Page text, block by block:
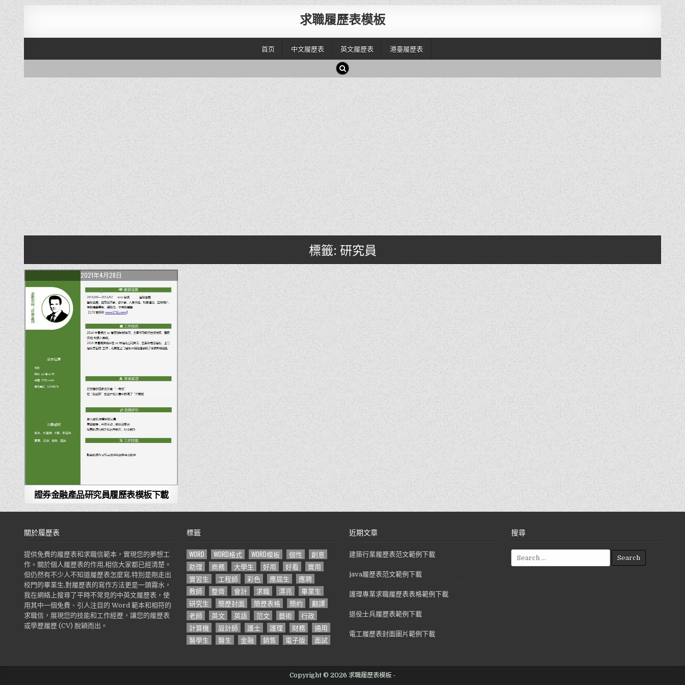
求職履歷表模板
首页 中文履歷表 英文履歷表 港臺履歷表
標籤: 研究員
2021年4月28日
證券金融產品研究員履歷表模板下載
關於履歷表
提供免費的履歷表和求職信範本，實現您的夢想工
作。關於個人履歷表的作用,相信大家都已經清楚。
但仍然有不少人不知道履歷表怎麼寫,特別是剛走出
校門的畢業生,對履歷表的寫作方法更是一頭霧水，
我在網絡上搜尋了平時不常見的中英文履歷表，使
用其中一個免費、引人注目的 Word 範本和相符的
求職信，展現您的技能和工作經歷，讓您的履歷表
或學歷履歷 (CV) 脫穎而出。
標籤
WORD WORD格式 WORD模板 個性
創意
助理
商務 大學生 好用 好看
實用
實習生
工程師 彩色 應屆生
應聘
教師
整齊 會計 求職 漂亮
畢業生
研究生
簡歷封面 簡歷表格 簡約
翻譯
老師
英文 英語 范文 藝術
行政
計算機
設計師 護士 護理 財務
通用
醫學生
醫生 金融 銷售 電子版 面試
近期文章
建築行業履歷表范文範例下載
java履歷表范文範例下載
護理專業求職履歷表表格範例下載
退役士兵履歷表範例下載
電工履歷表封面圖片範例下載
搜尋
e
Copyright © 2026 求職履歷表模板 -